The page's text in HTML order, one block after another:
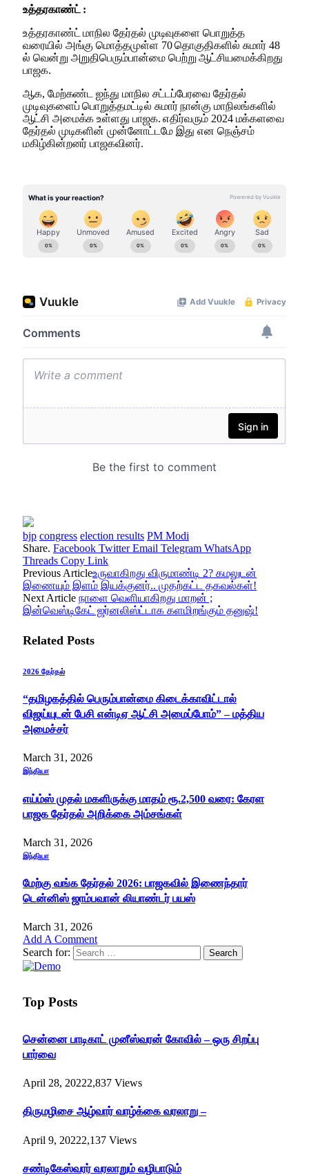
உத்தரகாண்ட் :
உத்தரகாண்ட் மாநில தேர்தல் முடிவுகளை பொறுத்த
வரையில் அங்கு மொத்தமுள்ள 70 தொகுதிகளில் சுமார் 48
ல் வென்று அறுதிபெரும்பான்மை பெற்று ஆட்சியமைக்கிறது
பாஜக.
ஆக, மேற்கண்ட ஐந்து மாநில சட்டப்பேரவை தேர்தல்
முடிவுகளைப் பொறுத்தமட்டில் சுமார் நான்கு மாநிலங்களில்
ஆட்சி அமைக்க உள்ளது பாஜக. எதிர்வரும் 2024 மக்களவை
தேர்தல் முடிகளின் முன்னோட்டமே இது என நெஞ்சம்
மகிழ்கின்றனர் பாஜகவினர்.
bjp congress election results PM Modi
Share. Facebook Twitter Email Telegram WhatsApp
Threads Copy Link
Previous Articleஉருவாகிறது விருமாண்டி 2? கமலுடன்
இணையும் இளம் இயக்குனர்.. முதற்கட்ட தகவல்கள்!
Next Article நாளை வெளியாகிறது மாறன் ;
இன்வெஸ்டிகேட் ஜர்னலிஸ்ட்டாக களமிறங்கும் தனுஷ்!
Related Posts
2026 தேர்தல்
“தமிழகத்தில் பெரும்பான்மை கிடைக்காவிட்டால்
விஜய்யுடன் பேசி என்டிஏ ஆட்சி அமைப்போம்” – மத்திய
அமைச்சர்
March 31, 2026
இந்தியா
எய்ம்ஸ் முதல் மகளிருக்கு மாதம் ரூ.2,500 வரை: கேரள
பாஜக தேர்தல் அறிக்கை அம்சங்கள்
March 31, 2026
இந்தியா
மேற்கு வங்க தேர்தல் 2026: பாஜகவில் இணைந்தார்
டென்னிஸ் ஜாம்பவான் லியாண்டர் பயஸ்
March 31, 2026
Add A Comment
Search for:
Top Posts
சென்னை பாடிகாட் முனீஸ்வரன் கோவில் – ஒரு சிறப்பு
பார்வை
April 28, 20222,837 Views
திருமழிசை ஆழ்வார் வாழ்க்கை வரலாறு –
April 9, 20222,137 Views
சண்டிகேஸ்வரர் வரலாறும் வழிபாடும்